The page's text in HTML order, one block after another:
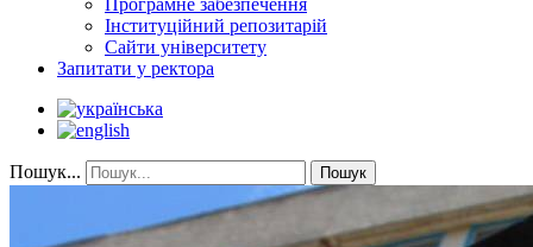
Інституційний репозитарій
Сайти університету
Запитати у ректора
Пошук... Пошук